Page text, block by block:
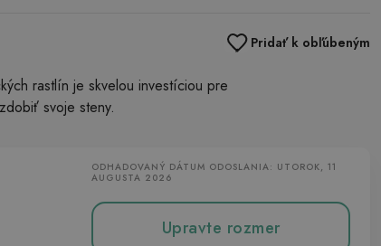
Pridať k obľúbeným
rastlín je skvelou investíciou pre
svoje steny.
ODHADOVANÝ DÁTUM ODOSLANIA: UTOROK, 11
AUGUSTA 2026
Upravte rozmer